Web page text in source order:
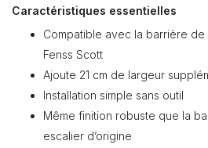
Caractéristiques essentielles
Compatible avec la barrière
Fenss Scott
Ajoute 21 cm de largeur
Installation simple sans outil
Même finition robuste que la
escalier d’origine